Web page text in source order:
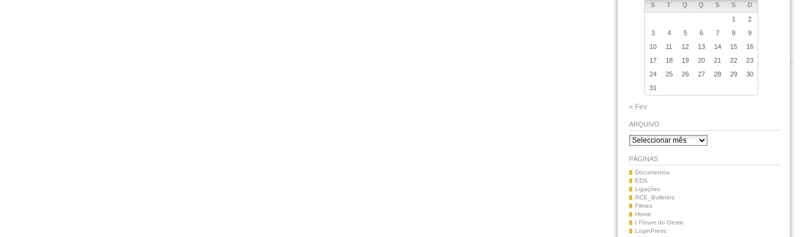
S
T Q Q S S
D
1
2
3
4 5 6 7 8
9
10
11 12 13 14 15
16
17
18 19 20 21 22
23
24
25 26 27 28 29
30
31
« Fev
ARQUIVO
Arquivo
PÁGINAS
Documentos
EDS
Ligações
RCE_Bulletins
Filmes
Home
I Fórum do Oeste
LoginPress